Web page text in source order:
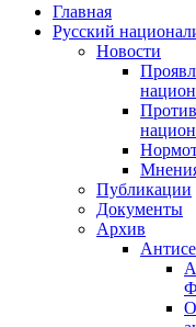
Главная
Русский
Новости
Публикации
Документы
Архив